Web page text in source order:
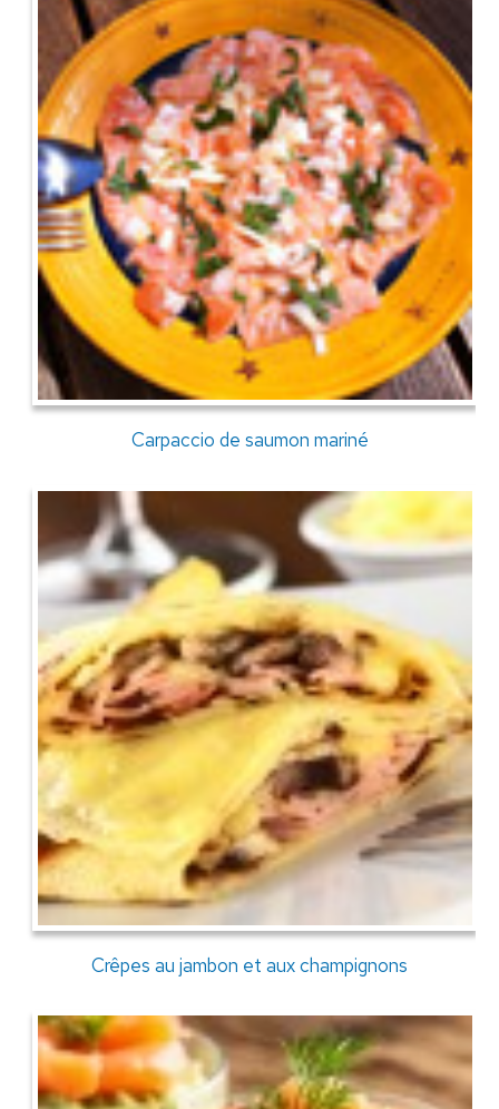
Carpaccio de saumon mariné
Crêpes au jambon et aux champignons